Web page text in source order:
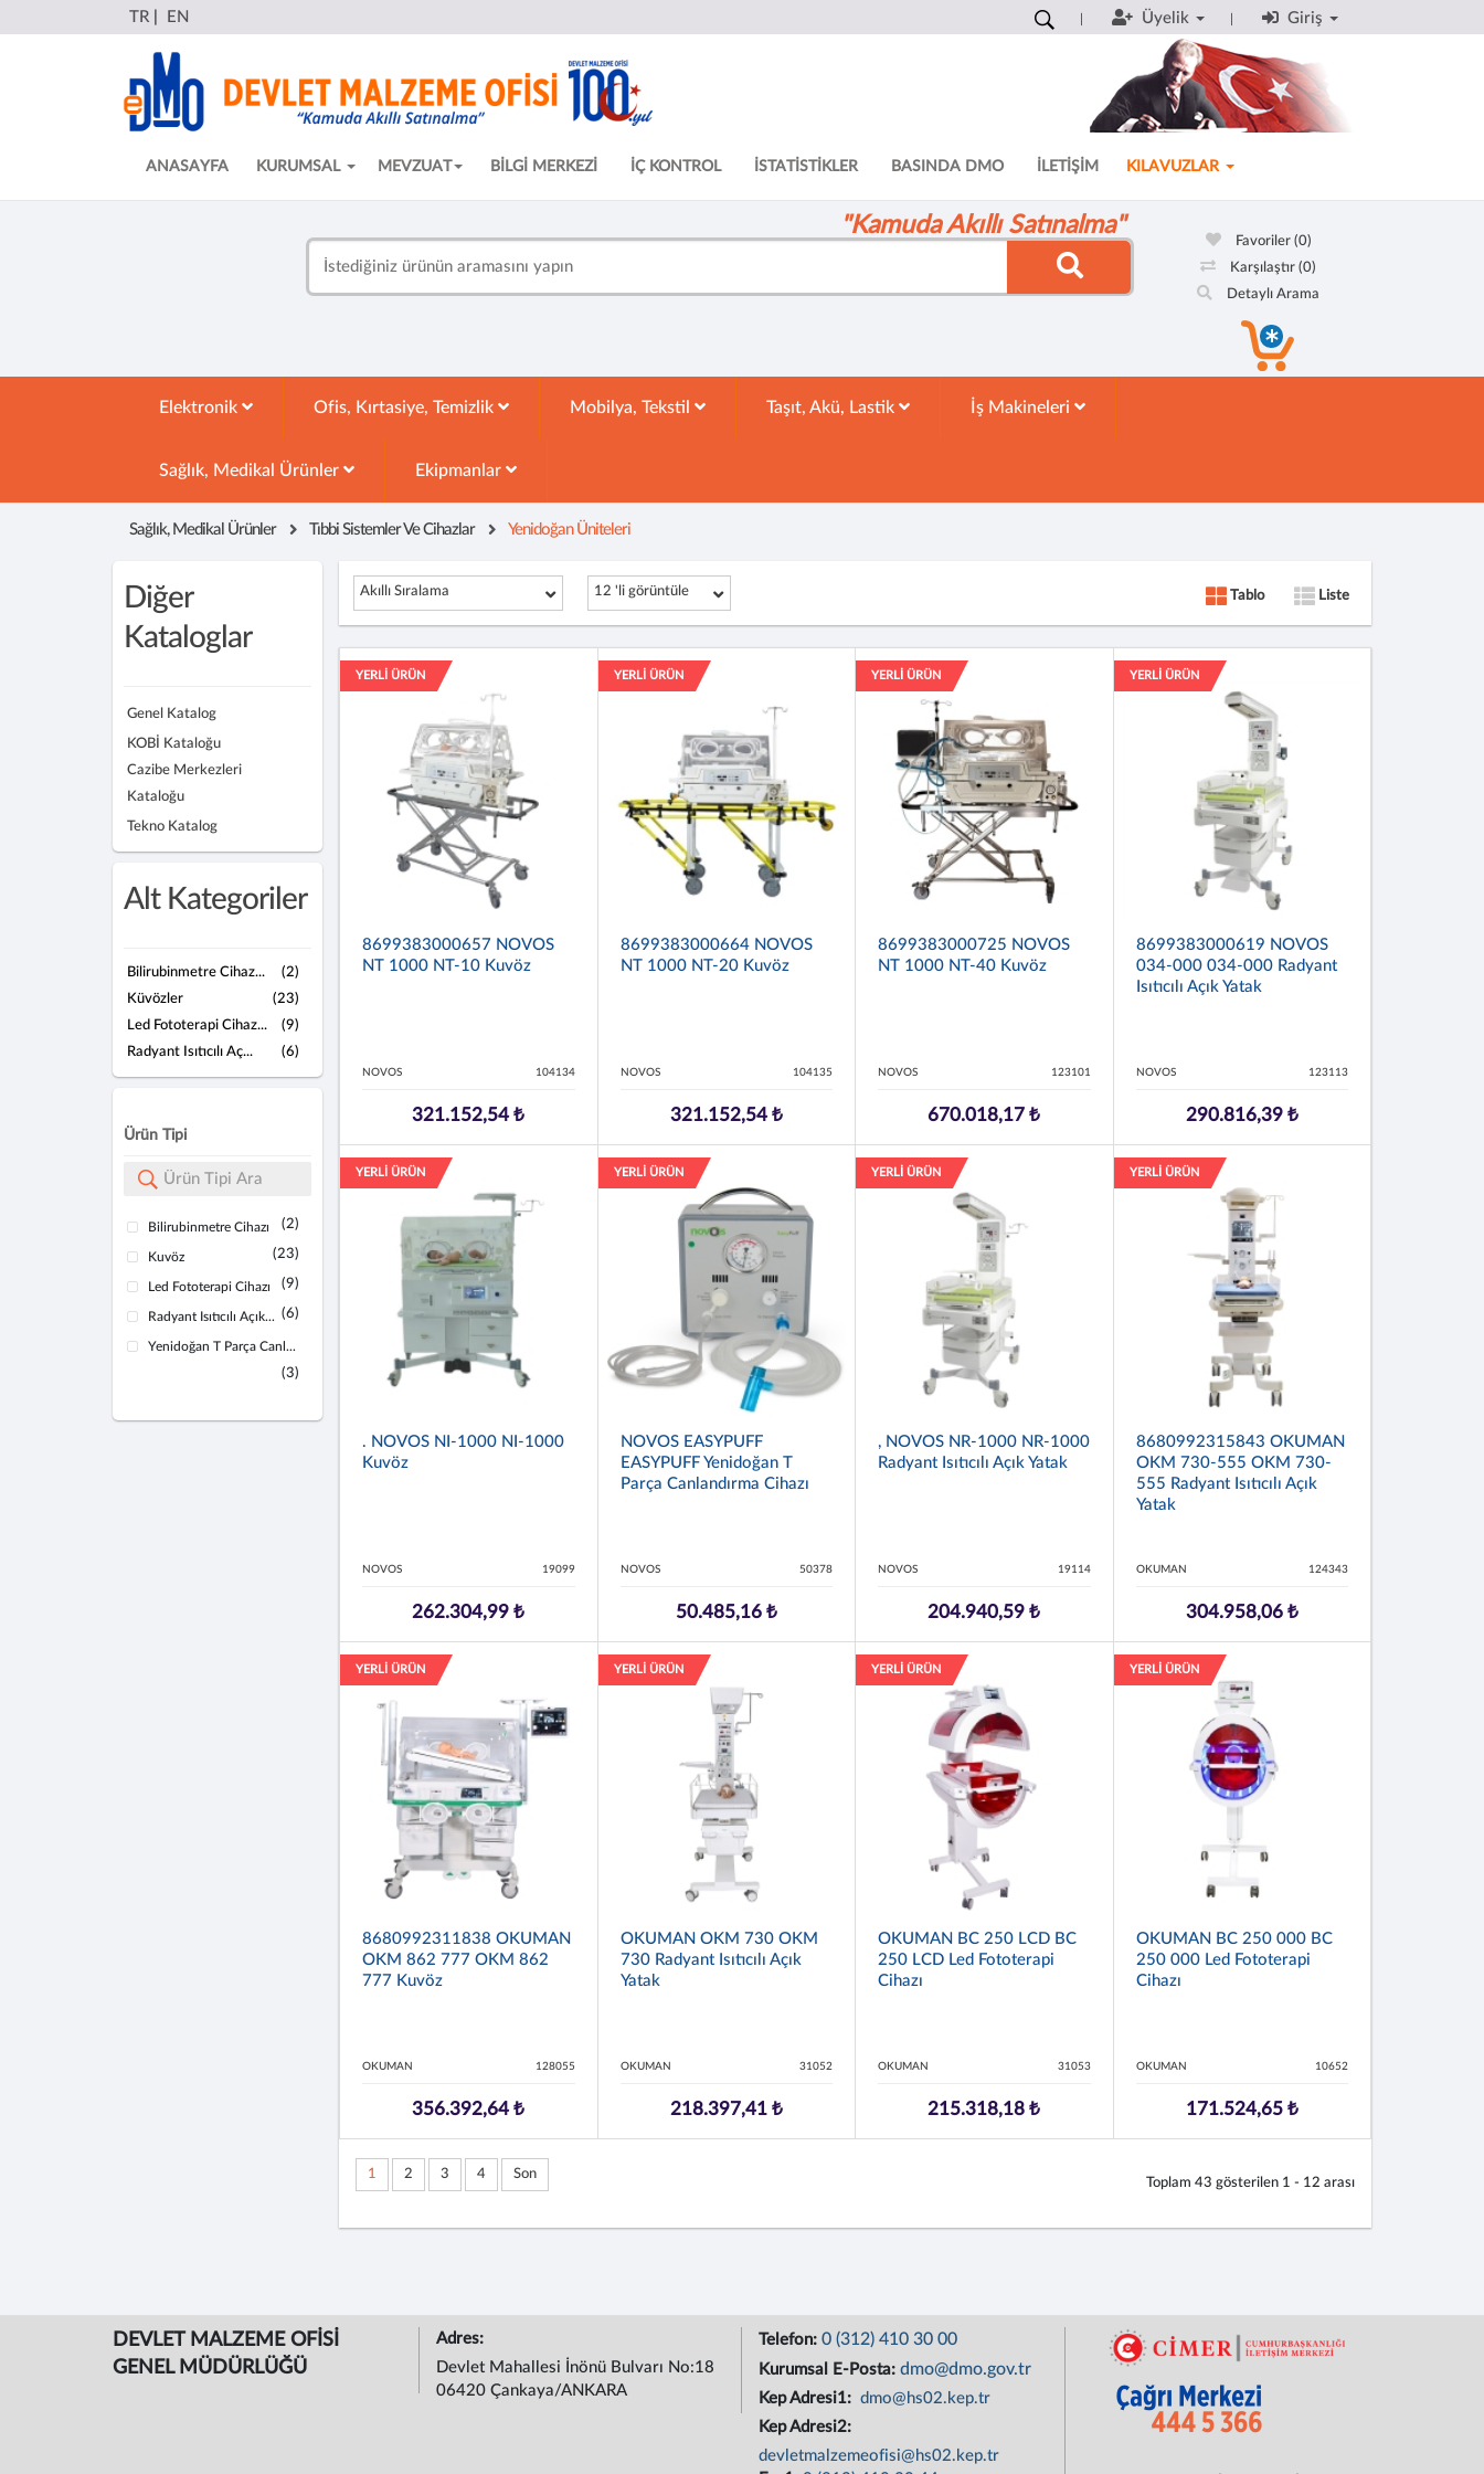
TR EN Üyelik Giriş
ANASAYFA KURUMSAL MEVZUAT BİLGİ MERKEZİ İÇ KONTROL İSTATİSTİKLER BASINDA DMO İLETİŞİM KILAVUZLAR
"Kamuda Akıllı Satınalma"
Favoriler (0)
Karşılaştır (0)
Detaylı Arama
Elektronik Ofis, Kırtasiye, Temizlik Mobilya, Tekstil Taşıt, Akü, Lastik İş Makineleri
Sağlık, Medikal Ürünler Ekipmanlar
Sağlık, Medikal Ürünler Tıbbi Sistemler Ve Cihazlar Yenidoğan Üniteleri
Diğer
Kataloglar
Genel Katalog
KOBİ Kataloğu
Cazibe Merkezleri
Kataloğu
Tekno Katalog
Alt Kategoriler
Bilirubinmetre Cihaz...
(2)
Küvözler
(23)
Led Fototerapi Cihaz...
(9)
Radyant Isıtıcılı Aç...
(6)
Ürün Tipi
Bilirubinmetre Cihazı (2)
Kuvöz (23)
Led Fototerapi Cihazı (9)
Radyant Isıtıcılı Açık... (6)
Yenidoğan T Parça Canl...
(3)
Akıllı Sıralama 12 'li görüntüle Tablo Liste
YERLİ ÜRÜN
8699383000657 NOVOS
NT 1000 NT-10 Kuvöz
NOVOS 104134
321.152,54 ₺
YERLİ ÜRÜN
8699383000664 NOVOS
NT 1000 NT-20 Kuvöz
NOVOS 104135
321.152,54 ₺
YERLİ ÜRÜN
8699383000725 NOVOS
NT 1000 NT-40 Kuvöz
NOVOS 123101
670.018,17 ₺
YERLİ ÜRÜN
8699383000619 NOVOS
034-000 034-000 Radyant
Isıtıcılı Açık Yatak
NOVOS 123113
290.816,39 ₺
YERLİ ÜRÜN
. NOVOS NI-1000 NI-1000
Kuvöz
NOVOS 19099
262.304,99 ₺
YERLİ ÜRÜN
NOVOS EASYPUFF
EASYPUFF Yenidoğan T
Parça Canlandırma Cihazı
NOVOS 50378
50.485,16 ₺
YERLİ ÜRÜN
, NOVOS NR-1000 NR-1000
Radyant Isıtıcılı Açık Yatak
NOVOS 19114
204.940,59 ₺
YERLİ ÜRÜN
8680992315843 OKUMAN
OKM 730-555 OKM 730-
555 Radyant Isıtıcılı Açık
Yatak
OKUMAN 124343
304.958,06 ₺
YERLİ ÜRÜN
8680992311838 OKUMAN
OKM 862 777 OKM 862
777 Kuvöz
OKUMAN 128055
356.392,64 ₺
YERLİ ÜRÜN
OKUMAN OKM 730 OKM
730 Radyant Isıtıcılı Açık
Yatak
OKUMAN 31052
218.397,41 ₺
YERLİ ÜRÜN
OKUMAN BC 250 LCD BC
250 LCD Led Fototerapi
Cihazı
OKUMAN 31053
215.318,18 ₺
YERLİ ÜRÜN
OKUMAN BC 250 000 BC
250 000 Led Fototerapi
Cihazı
OKUMAN 10652
171.524,65 ₺
1 2 3 4 Son
Toplam 43 gösterilen 1 - 12 arası
DEVLET MALZEME OFİSİ
GENEL MÜDÜRLÜĞÜ
Adres:
Devlet Mahallesi İnönü Bulvarı No:18
06420 Çankaya/ANKARA
Telefon: 0 (312) 410 30 00
Kurumsal E-Posta: dmo@dmo.gov.tr
Kep Adresi1: dmo@hs02.kep.tr
Kep Adresi2:
devletmalzemeofisi@hs02.kep.tr